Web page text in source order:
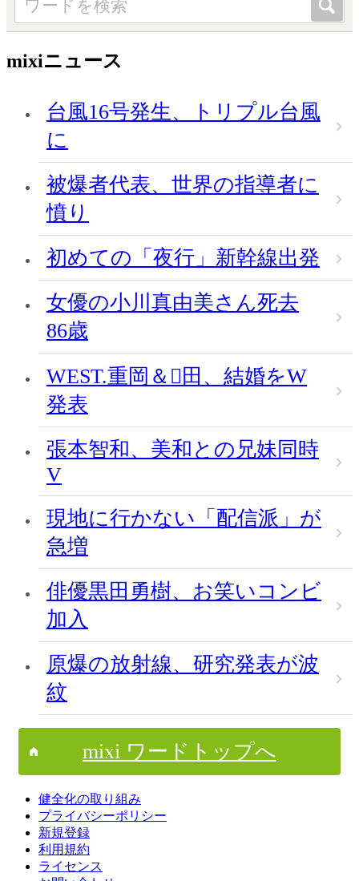
mixiニュース
台風16号発生、トリプル台風
に
被爆者代表、世界の指導者に
憤り
初めての「夜行」新幹線出発
女優の小川真由美さん死去
86歳
WEST.重岡＆田、結婚をW
発表
張本智和、美和との兄妹同時
V
現地に行かない「配信派」が
急増
俳優黒田勇樹、お笑いコンビ
加入
原爆の放射線、研究発表が波
紋
mixi ワードトップへ
健全化の取り組み
プライバシーポリシー
新規登録
利用規約
ライセンス